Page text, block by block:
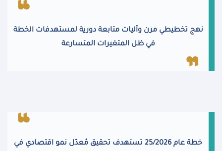
نهج تخطيطي مرن وآليات متابعة دورية لمستهدفات الخطة
في ظل المتغيرات المتسارعة
خطة عام 25/2026 تستهدف تحقيق مُعدّل نمو اقتصادي في